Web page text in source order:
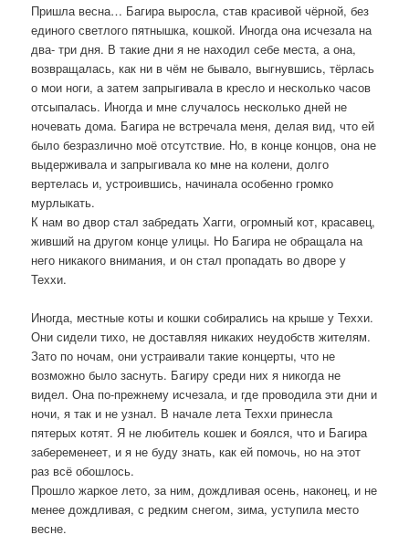
Пришла весна… Багира выросла, став красивой чёрной, без
единого светлого пятнышка, кошкой. Иногда она исчезала на
два- три дня. В такие дни я не находил себе места, а она,
возвращалась, как ни в чём не бывало, выгнувшись, тёрлась
о мои ноги, а затем запрыгивала в кресло и несколько часов
отсыпалась. Иногда и мне случалось несколько дней не
ночевать дома. Багира не встречала меня, делая вид, что ей
было безразлично моё отсутствие. Но, в конце концов, она не
выдерживала и запрыгивала ко мне на колени, долго
вертелась и, устроившись, начинала особенно громко
мурлыкать.
К нам во двор стал забредать Хагги, огромный кот, красавец,
живший на другом конце улицы. Но Багира не обращала на
него никакого внимания, и он стал пропадать во дворе у
Теххи.
Иногда, местные коты и кошки собирались на крыше у Теххи.
Они сидели тихо, не доставляя никаких неудобств жителям.
Зато по ночам, они устраивали такие концерты, что не
возможно было заснуть. Багиру среди них я никогда не
видел. Она по-прежнему исчезала, и где проводила эти дни и
ночи, я так и не узнал. В начале лета Теххи принесла
пятерых котят. Я не любитель кошек и боялся, что и Багира
забеременеет, и я не буду знать, как ей помочь, но на этот
раз всё обошлось.
Прошло жаркое лето, за ним, дождливая осень, наконец, и не
менее дождливая, с редким снегом, зима, уступила место
весне.